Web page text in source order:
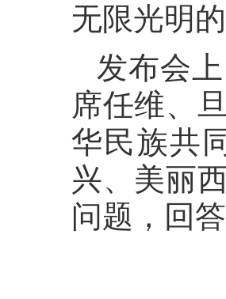
无限光明的
发布会
席任维、
华民族共
兴、美丽
问题，回